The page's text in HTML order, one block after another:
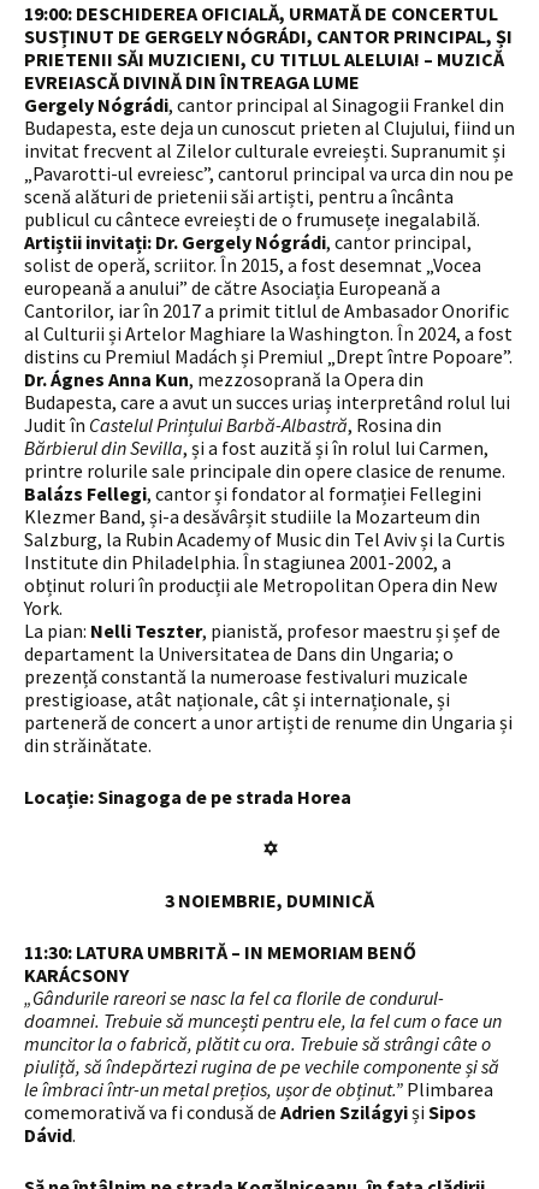
19:00: DESCHIDEREA OFICIALĂ, URMATĂ DE CONCERTUL
SUSȚINUT DE GERGELY NÓGRÁDI, CANTOR PRINCIPAL, ȘI
PRIETENII SĂI MUZICIENI, CU TITLUL ALELUIA! – MUZICĂ
EVREIASCĂ DIVINĂ DIN ÎNTREAGA LUME
Gergely Nógrádi, cantor principal al Sinagogii Frankel din
Budapesta, este deja un cunoscut prieten al Clujului, fiind un
invitat frecvent al Zilelor culturale evreiești. Supranumit și
„Pavarotti-ul evreiesc”, cantorul principal va urca din nou pe
scenă alături de prietenii săi artiști, pentru a încânta
publicul cu cântece evreiești de o frumusețe inegalabilă.
Artiștii invitați: Dr. Gergely Nógrádi, cantor principal,
solist de operă, scriitor. În 2015, a fost desemnat „Vocea
europeană a anului” de către Asociația Europeană a
Cantorilor, iar în 2017 a primit titlul de Ambasador Onorific
al Culturii și Artelor Maghiare la Washington. În 2024, a fost
distins cu Premiul Madách și Premiul „Drept între Popoare”.
Dr. Ágnes Anna Kun, mezzosoprană la Opera din
Budapesta, care a avut un succes uriaș interpretând rolul lui
Judit în Castelul Prințului Barbă-Albastră, Rosina din
Bărbierul din Sevilla, și a fost auzită și în rolul lui Carmen,
printre rolurile sale principale din opere clasice de renume.
Balázs Fellegi, cantor și fondator al formației Fellegini
Klezmer Band, și-a desăvârșit studiile la Mozarteum din
Salzburg, la Rubin Academy of Music din Tel Aviv și la Curtis
Institute din Philadelphia. În stagiunea 2001-2002, a
obținut roluri în producții ale Metropolitan Opera din New
York.
La pian: Nelli Teszter, pianistă, profesor maestru și șef de
departament la Universitatea de Dans din Ungaria; o
prezență constantă la numeroase festivaluri muzicale
prestigioase, atât naționale, cât și internaționale, și
parteneră de concert a unor artiști de renume din Ungaria și
din străinătate.
Locație: Sinagoga de pe strada Horea
✡
3 NOIEMBRIE, DUMINICĂ
11:30: LATURA UMBRITĂ – IN MEMORIAM BENŐ
KARÁCSONY
„Gândurile rareori se nasc la fel ca florile de condurul-
doamnei. Trebuie să muncești pentru ele, la fel cum o face un
muncitor la o fabrică, plătit cu ora. Trebuie să strângi câte o
piuliță, să îndepărtezi rugina de pe vechile componente și să
le îmbraci într-un metal prețios, ușor de obținut.” Plimbarea
comemorativă va fi condusă de Adrien Szilágyiși Sipos
Dávid.